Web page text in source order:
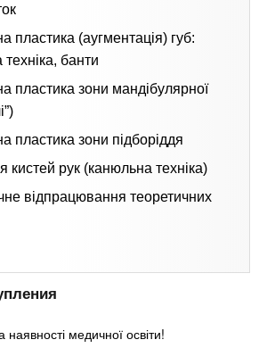
пластика (аугментація) губ:
банти
пластика зони мандібулярної
пластика зони підборіддя
кистей рук (канюльна техніка)
відпрацювання теоретичних
наявності медичної освіти!